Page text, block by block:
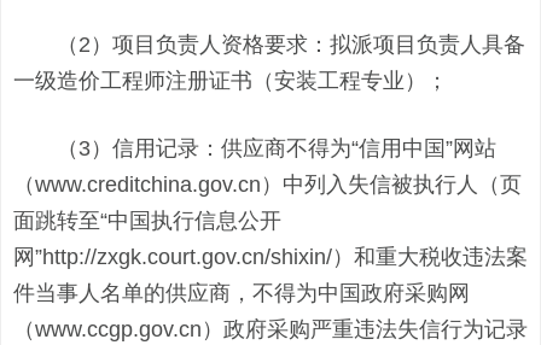
（2）项目负责人资格要求：拟派项目负责人具备
一级造价工程师注册证书（安装工程专业）；
（3）信用记录：供应商不得为“信用中国”网站
（www.creditchina.gov.cn）中列入失信被执行人（页
面跳转至“中国执行信息公开
网”http://zxgk.court.gov.cn/shixin/）和重大税收违法案
件当事人名单的供应商，不得为中国政府采购网
（www.ccgp.gov.cn）政府采购严重违法失信行为记录